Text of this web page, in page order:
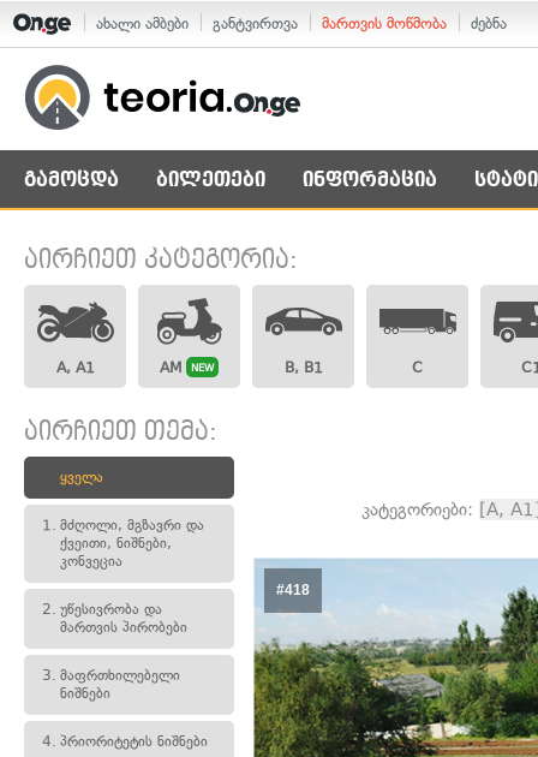
ახალი ამბები განტვირთვა მართვის მოწმობა ძებნა
გამოცდა ბილეთები ინფორმაცია
აირჩიეთ კატეგორია:
A, A1 AM NEW B, B1 C
აირჩიეთ თემა:
ყველა
1. მძღოლი, მგზავრი და
ქვეითი, ნიშნები,
კონვეცია
2. უწესივრობა და
მართვის პირობები
3. მაფრთხილებელი
ნიშნები
4. პრიორიტეტის ნიშნები
კატეგორიები: [A,
#418